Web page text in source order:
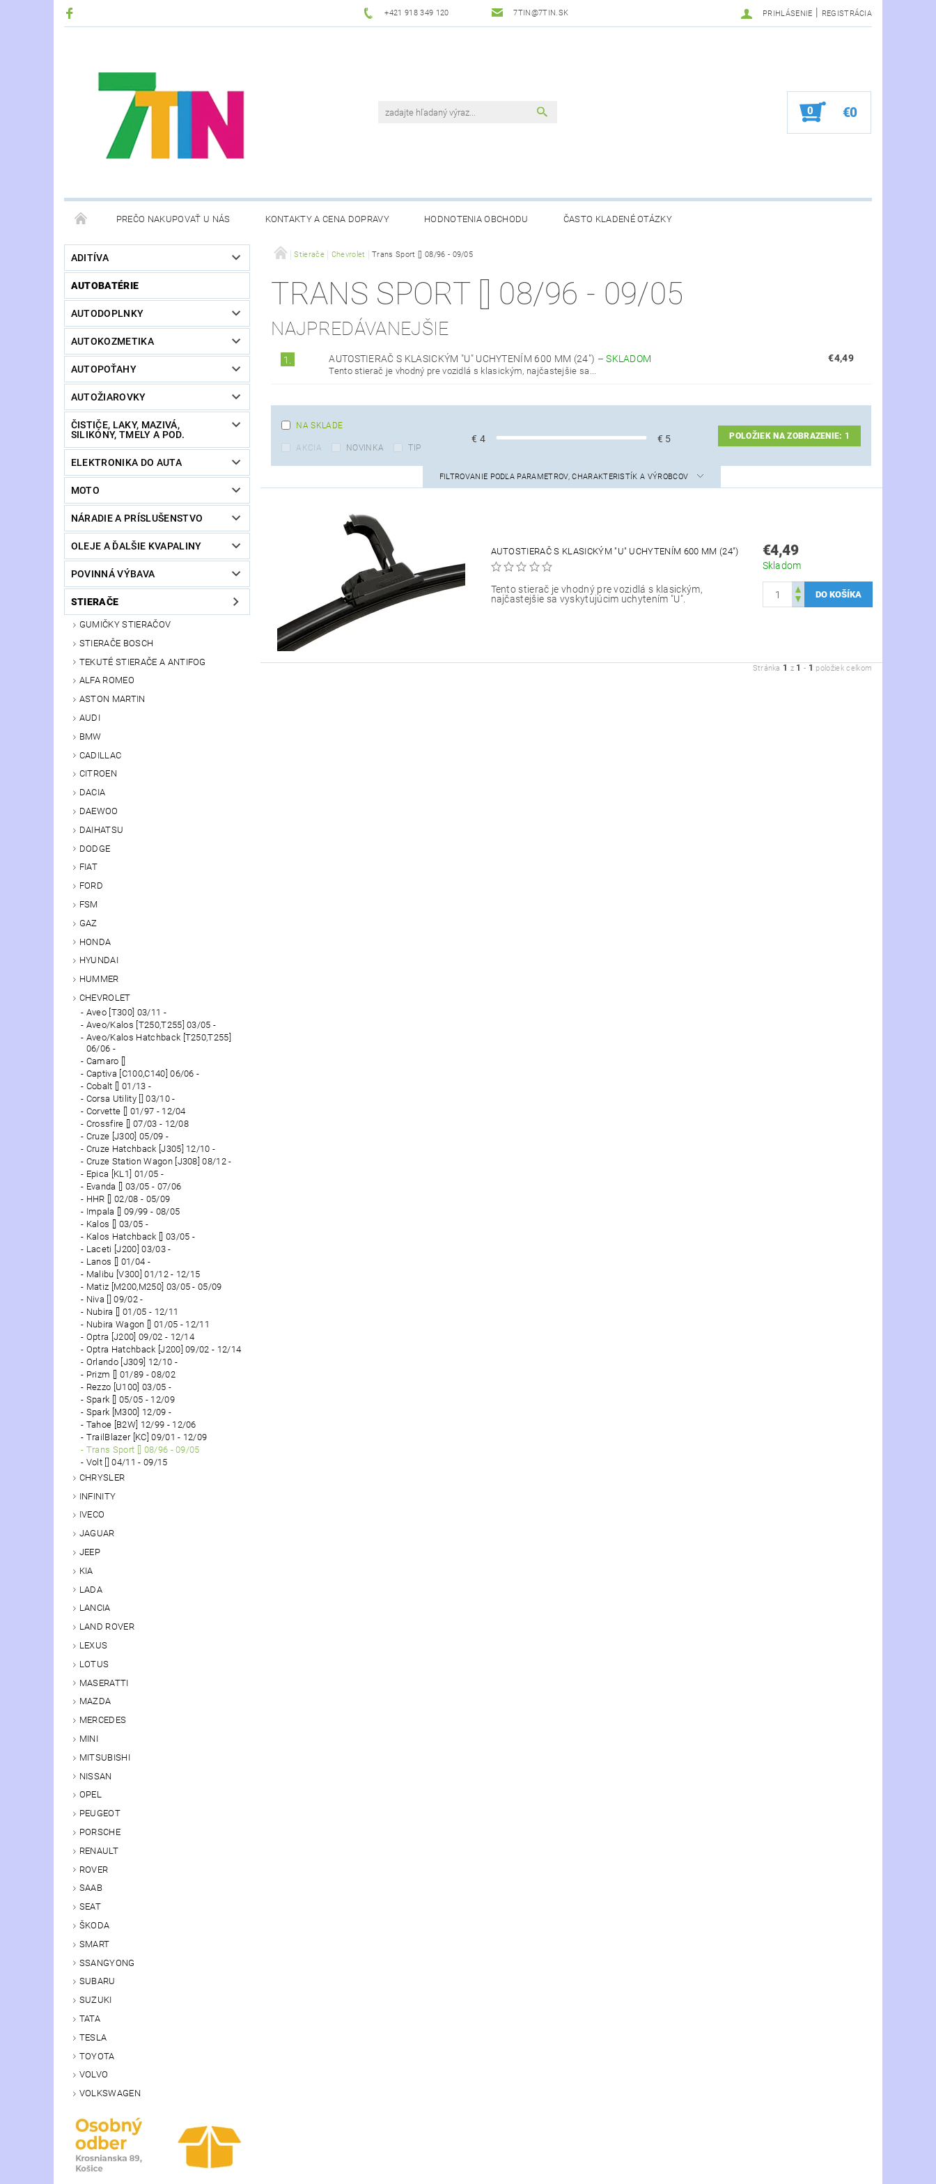
+421 918 349 120 7TIN@7TIN.SK PRIHLÁSENIE | REGISTRÁCIA
0 €0
PREČO NAKUPOVAŤ U NÁS KONTAKTY A CENA DOPRAVY HODNOTENIA OBCHODU ČASTO KLADENÉ OTÁZKY
ADITÍVA
AUTOBATÉRIE
AUTODOPLNKY
AUTOKOZMETIKA
AUTOPOŤAHY
AUTOŽIAROVKY
ČISTIČE, LAKY, MAZIVÁ,
SILIKÓNY, TMELY A POD.
ELEKTRONIKA DO AUTA
MOTO
NÁRADIE A PRÍSLUŠENSTVO
OLEJE A ĎALŠIE KVAPALINY
POVINNÁ VÝBAVA
STIERAČE
GUMIČKY STIERAČOV
STIERAČE BOSCH
TEKUTÉ STIERAČE A ANTIFOG
ALFA ROMEO
ASTON MARTIN
AUDI
BMW
CADILLAC
CITROEN
DACIA
DAEWOO
DAIHATSU
DODGE
FIAT
FORD
FSM
GAZ
HONDA
HYUNDAI
HUMMER
CHEVROLET
Aveo [T300] 03/11 -
Aveo/Kalos [T250,T255] 03/05 -
Aveo/Kalos Hatchback [T250,T255]
06/06 -
Camaro []
Captiva [C100,C140] 06/06 -
Cobalt [] 01/13 -
Corsa Utility [] 03/10 -
Corvette [] 01/97 - 12/04
Crossfire [] 07/03 - 12/08
Cruze [J300] 05/09 -
Cruze Hatchback [J305] 12/10 -
Cruze Station Wagon [J308] 08/12 -
Epica [KL1] 01/05 -
Evanda [] 03/05 - 07/06
HHR [] 02/08 - 05/09
Impala [] 09/99 - 08/05
Kalos [] 03/05 -
Kalos Hatchback [] 03/05 -
Laceti [J200] 03/03 -
Lanos [] 01/04 -
Malibu [V300] 01/12 - 12/15
Matiz [M200,M250] 03/05 - 05/09
Niva [] 09/02 -
Nubira [] 01/05 - 12/11
Nubira Wagon [] 01/05 - 12/11
Optra [J200] 09/02 - 12/14
Optra Hatchback [J200] 09/02 - 12/14
Orlando [J309] 12/10 -
Prizm [] 01/89 - 08/02
Rezzo [U100] 03/05 -
Spark [] 05/05 - 12/09
Spark [M300] 12/09 -
Tahoe [B2W] 12/99 - 12/06
TrailBlazer [KC] 09/01 - 12/09
Trans Sport [] 08/96 - 09/05
Volt [] 04/11 - 09/15
CHRYSLER
INFINITY
IVECO
JAGUAR
JEEP
KIA
LADA
LANCIA
LAND ROVER
LEXUS
LOTUS
MASERATTI
MAZDA
MERCEDES
MINI
MITSUBISHI
NISSAN
OPEL
PEUGEOT
PORSCHE
RENAULT
ROVER
SAAB
SEAT
ŠKODA
SMART
SSANGYONG
SUBARU
SUZUKI
TATA
TESLA
TOYOTA
VOLVO
VOLKSWAGEN
Stierače Chevrolet Trans Sport [] 08/96 - 09/05
TRANS SPORT [] 08/96 - 09/05
NAJPREDÁVANEJŠIE
1. AUTOSTIERAČ S KLASICKÝM "U" UCHYTENÍM 600 MM (24") –SKLADOM
Tento stierač je vhodný pre vozidlá s klasickým, najčastejšie sa...
€4,49
NA SKLADE
AKCIA NOVINKA TIP
€ 4 € 5 POLOŽIEK NA ZOBRAZENIE: 1
FILTROVANIE PODĽA PARAMETROV, CHARAKTERISTÍK A VÝROBCOV
AUTOSTIERAČ S KLASICKÝM "U" UCHYTENÍM 600 MM (24")
Tento stierač je vhodný pre vozidlá s klasickým,
najčastejšie sa vyskytujúcim uchytením "U".
€4,49
Skladom
Stránka 1 z 1 - 1 položiek celkom